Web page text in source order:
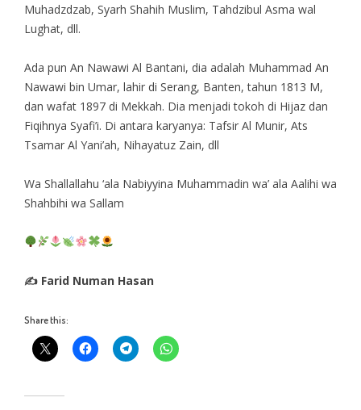
Muhadzdzab, Syarh Shahih Muslim, Tahdzibul Asma wal
Lughat, dll.
Ada pun An Nawawi Al Bantani, dia adalah Muhammad An
Nawawi bin Umar, lahir di Serang, Banten, tahun 1813 M,
dan wafat 1897 di Mekkah. Dia menjadi tokoh di Hijaz dan
Fiqihnya Syafi’i. Di antara karyanya: Tafsir Al Munir, Ats
Tsamar Al Yani’ah, Nihayatuz Zain, dll
Wa Shallallahu ‘ala Nabiyyina Muhammadin wa’ ala Aalihi wa
Shahbihi wa Sallam
✍ Farid Numan Hasan
Share this: